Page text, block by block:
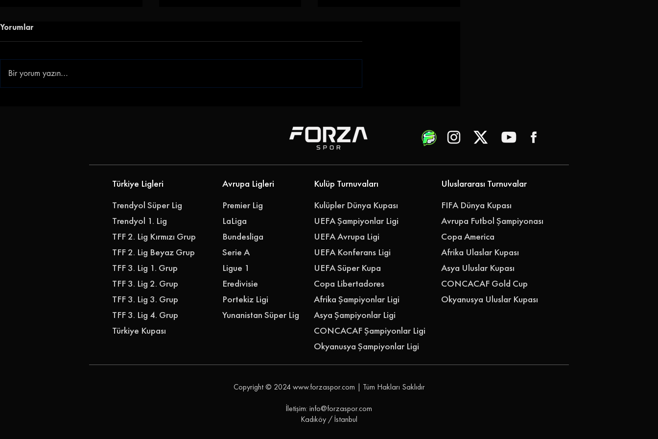
''Geleceğimizi Birlikte
Yazalım''
Yorumlar
Bir yorum yazın...
Türkiye Ligleri
Trendyol Süper Lig
Trendyol 1. Lig
TFF 2. Lig Kırmızı Grup
TFF 2. Lig Beyaz Grup
TFF 3. Lig 1. Grup
TFF 3. Lig 2. Grup
TFF 3. Lig 3. Grup
Türkiye Kupası
TFF 3. Lig 4. Grup
Avrupa Ligleri
Premier Lig
LaLiga
Bundesliga
Serie A
Ligue 1
Eredivisie
Portekiz Ligi
Yunanistan Süper Lig
Kulüp Turnuvaları
Kulüpler Dünya Kupası
UEFA Şampiyonlar Ligi
UEFA Avrupa Ligi
UEFA Konferans Ligi
UEFA Süper Kupa
Copa Libertadores
Afrika Şampiyonlar Ligi
Asya Şampiyonlar Ligi
CONCACAF Şampiyonlar Ligi
Okyanusya Şampiyonlar Ligi
Uluslararası Turnuvalar
FIFA Dünya Kupası
Avrupa Futbol Şampiyonası
Copa America
Afrika Ulaslar Kupası
Asya Uluslar Kupası
CONCACAF Gold Cup
Okyanusya Uluslar Kupası
Copyright © 2024www.forzaspor.com | Tüm Hakları Saklıdır
İletişim: info@forzaspor.com
Kadıköy / İstanbul